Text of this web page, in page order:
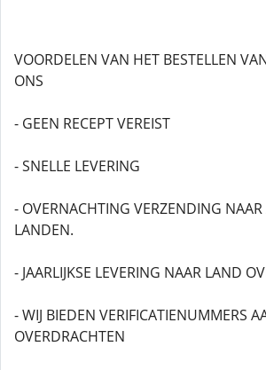
VOORDELEN VAN HET BESTELLEN
ONS
- GEEN RECEPT VEREIST
- SNELLE LEVERING
- OVERNACHTING VERZENDING NAAR
LANDEN.
- JAARLIJKSE LEVERING NAAR LAND
- WIJ BIEDEN VERIFICATIENUMMERS
OVERDRACHTEN